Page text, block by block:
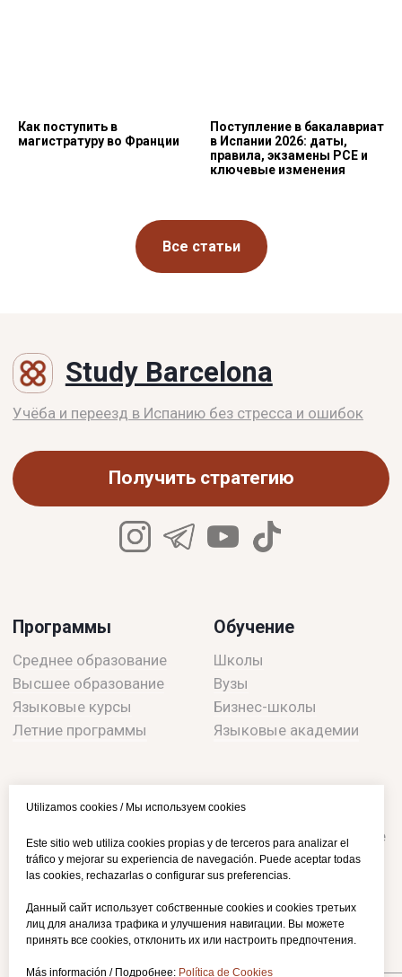
Как поступить в
магистратуру во Франции
Поступление в бакалавриат
в Испании 2026: даты,
правила, экзамены PCE и
ключевые изменения
Все статьи
Utilizamos cookies / Мы используем cookies
Este sitio web utiliza cookies propias y de terceros para analizar el
tráfico y mejorar su experiencia de navegación. Puede aceptar todas
las cookies, rechazarlas o configurar sus preferencias.
Данный сайт использует собственные cookies и cookies третьих
лиц для анализа трафика и улучшения навигации. Вы можете
принять все cookies, отклонить их или настроить предпочтения.
Más información / Подробнее: Política de Cookies